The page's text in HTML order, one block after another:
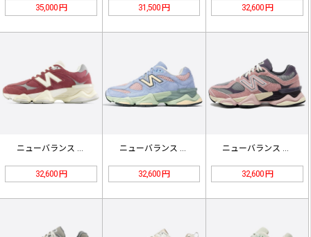
35,000 円 31,500 円 32,600 円
ニューバランス 9060 'ウォッシ…
32,600 円
ニューバランス x ウィテカー グル…
32,600 円
ニューバランス 9060 'ピンクラ…
32,600 円